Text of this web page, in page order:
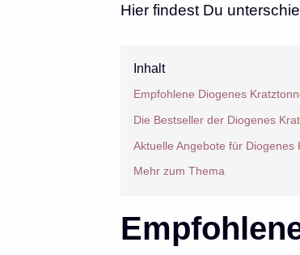
Hier findest Du
Inhalt
Empfohlene Diogenes
Die Bestseller der Diogenes
Aktuelle Angebote für Diogenes
Mehr zum Thema